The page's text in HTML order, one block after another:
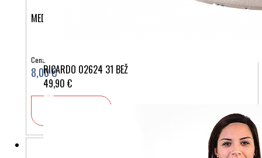
RICARDO 02624 31 BEŽ
49,90 €
MEDICINSKA KAPA MUCKE IN KUŽKI
Cena:
8,00 €